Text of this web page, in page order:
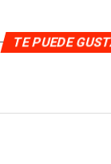
TE PUEDE